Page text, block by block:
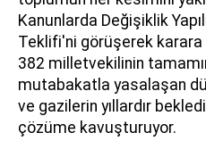
Kanunlarda Değişiklik
Teklifi'ni görüşerek karara
382 milletvekilinin
mutabakatla yasalaşan
ve gazilerin yıllardır
çözüme kavuşturuyor.